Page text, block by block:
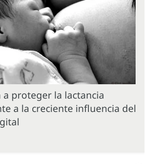
a proteger la lactancia
a la creciente influencia del